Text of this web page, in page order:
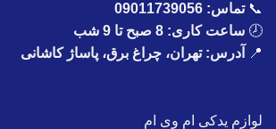
📞تماس: 09011739056
🕗 ساعت کاری: 8 صبح تا 9 شب
📍
آدرس: تهران، چراغ برق، پاساژ کاشانی
لوازم یدکی ام وی ام